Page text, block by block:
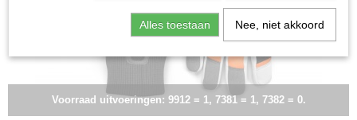
Voorraad uitvoeringen: 9912 = 1, 7381 = 1, 7382 = 0.
Alles toestaan Nee, niet akkoord